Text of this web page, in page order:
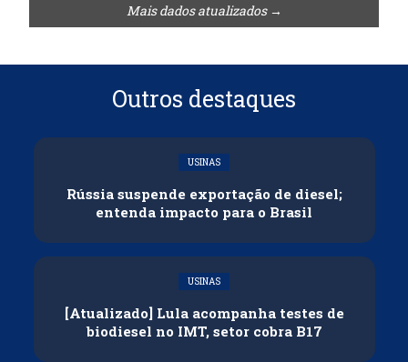
Mais dados atualizados →
Outros destaques
USINAS
Rússia suspende exportação de diesel;
entenda impacto para o Brasil
USINAS
[Atualizado] Lula acompanha testes de
biodiesel no IMT, setor cobra B17